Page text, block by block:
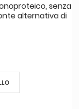
senza
alternativa di